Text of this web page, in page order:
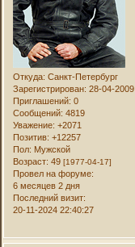
Откуда: Санкт-Петербург
Зарегистрирован: 28-04-2009
Приглашений: 0
Сообщений: 4819
Уважение: +2071
Позитив: +12257
Пол: Мужской
Возраст: 49[1977-04-17]
Провел на форуме:
6 месяцев 2 дня
Последний визит:
20-11-2024 22:40:27